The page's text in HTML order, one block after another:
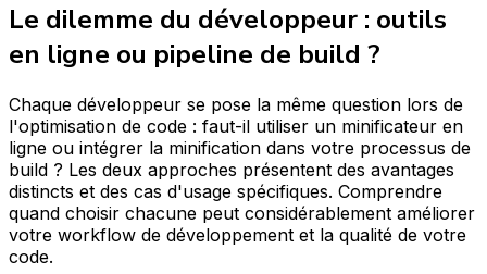
Le dilemme du développeur : outils
en ligne ou pipeline de build ?
Chaque développeur se pose la même question lors de
l'optimisation de code : faut-il utiliser un minificateur en
ligne ou intégrer la minification dans votre processus de
build ? Les deux approches présentent des avantages
distincts et des cas d'usage spécifiques. Comprendre
quand choisir chacune peut considérablement améliorer
votre workflow de développement et la qualité de votre
code.